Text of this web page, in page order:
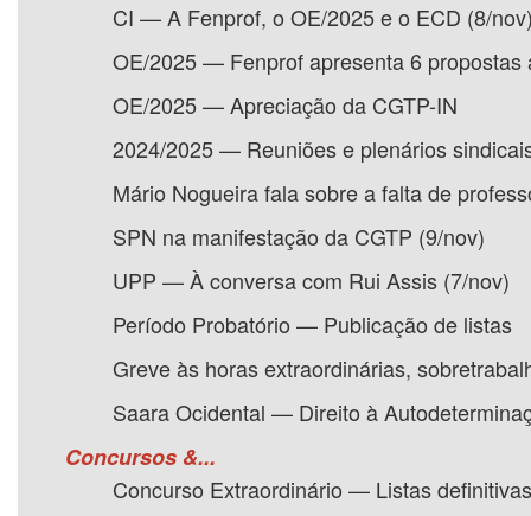
CI — A Fenprof, o OE/2025 e o ECD (8/
OE/2025 — Fenprof apresenta 6 propostas
OE/2025 — Apreciação da CGTP-IN
2024/2025 — Reuniões e plenários
Mário Nogueira fala sobre a falta de
SPN na manifestação da CGTP (9/nov)
UPP — À conversa com Rui Assis (7/nov)
Período Probatório — Publicação de listas
Greve às horas extraordinárias,
Saara Ocidental — Direito à
Concursos &...
Concurso Extraordinário — Listas